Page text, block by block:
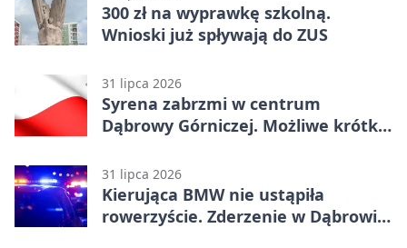
300 zł na wyprawkę szkolną.
Wnioski już spływają do ZUS
31 lipca 2026
Syrena zabrzmi w centrum
Dąbrowy Górniczej. Możliwe krótkie
31 lipca 2026
Kierująca BMW nie ustąpiła
rowerzyście. Zderzenie w Dąbrowie